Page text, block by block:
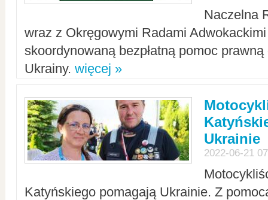
Naczelna
wraz z Okręgowymi Radami Adwokackimi
skoordynowaną bezpłatną pomoc
Ukrainy. więcej »
Ukrainie
2022-06-21
Katyńskiego pomagają Ukrainie. Z